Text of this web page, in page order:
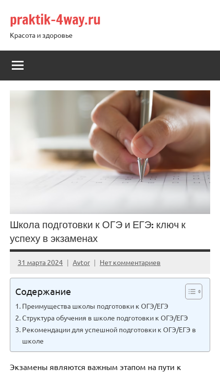
содержимому
praktik-4way.ru
Красота и здоровье
Школа подготовки к ОГЭ и ЕГЭ: ключ к
успеху в экзаменах
31 марта 2024 Avtor Нет комментариев
Содержание
Преимущества школы подготовки к ОГЭ/ЕГЭ
Структура обучения в школе подготовки к ОГЭ/ЕГЭ
Рекомендации для успешной подготовки к ОГЭ/ЕГЭ в
школе
Экзамены являются важным этапом на пути к